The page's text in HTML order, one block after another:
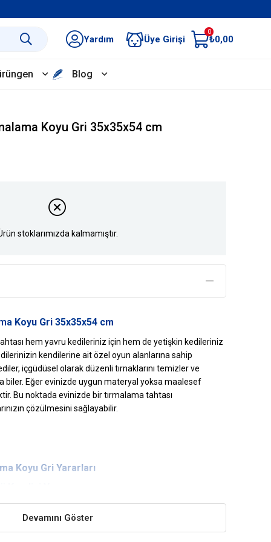
Yardım Üye Girişi
0
₺0,00
Blog
Koyu Gri 35x35x54 cm
stoklarımızda kalmamıştır.
Koyu Gri 35x35x54 cm
hem yavru kedileriniz için hem de yetişkin kedileriniz
kendilerine ait özel oyun alanlarına sahip
içgüdüsel olarak düzenli tırnaklarını temizler ve
biler. Eğer evinizde uygun materyal yoksa maalesef
Bu noktada evinizde bir tırmalama tahtası
çözülmesini sağlayabilir.
Koyu Gri Yararları
törpülemelerine, gerinmelerine,
Devamını Göster